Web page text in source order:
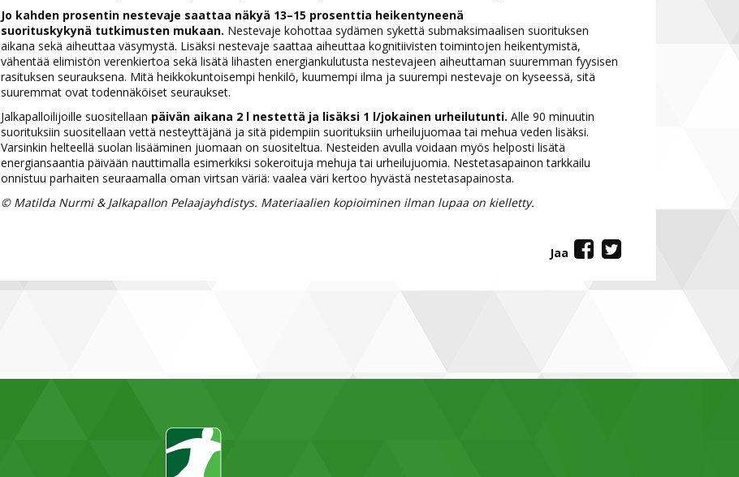
Jo kahden prosentin nestevaje saattaa näkyä 13–15 prosenttia heikentyneenä
suorituskykynä tutkimusten mukaan. Nestevaje kohottaa sydämen sykettä submaksimaalisen suorituksen
aikana sekä aiheuttaa väsymystä. Lisäksi nestevaje saattaa aiheuttaa kognitiivisten toimintojen heikentymistä,
vähentää elimistön verenkiertoa sekä lisätä lihasten energiankulutusta nestevajeen aiheuttaman suuremman fyysisen
rasituksen seurauksena. Mitä heikkokuntoisempi henkilö, kuumempi ilma ja suurempi nestevaje on kyseessä, sitä
suuremmat ovat todennäköiset seuraukset.
Jalkapalloilijoille suositellaan päivän aikana 2 l nestettä ja lisäksi 1 l/jokainen urheilutunti. Alle 90 minuutin
suorituksiin suositellaan vettä nesteyttäjänä ja sitä pidempiin suorituksiin urheilujuomaa tai mehua veden lisäksi.
Varsinkin helteellä suolan lisääminen juomaan on suositeltua. Nesteiden avulla voidaan myös helposti lisätä
energiansaantia päivään nauttimalla esimerkiksi sokeroituja mehuja tai urheilujuomia. Nestetasapainon tarkkailu
onnistuu parhaiten seuraamalla oman virtsan väriä: vaalea väri kertoo hyvästä nestetasapainosta.
© Matilda Nurmi & Jalkapallon Pelaajayhdistys. Materiaalien kopioiminen ilman lupaa on kielletty.
Jaa